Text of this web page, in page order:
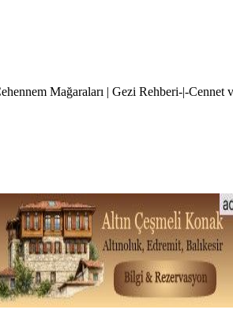
Mağaraları | Gezi Rehberi-|-Cennet